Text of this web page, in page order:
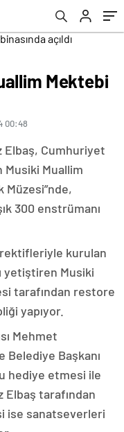
Mektebi
00:48
Elbaş, Cumhuriyet
Musiki Muallim
Müzesi”nde,
300 enstrümanı
kurulan
yetiştiren Musiki
tarafından restore
yapıyor.
Mehmet
Belediye Başkanı
hediye etmesi ile
Elbaş tarafından
ise sanatseverleri